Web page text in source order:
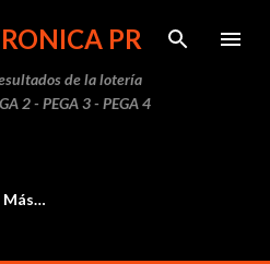
principalPR
de la lotería
2 - PEGA 3 - PEGA 4
Más…